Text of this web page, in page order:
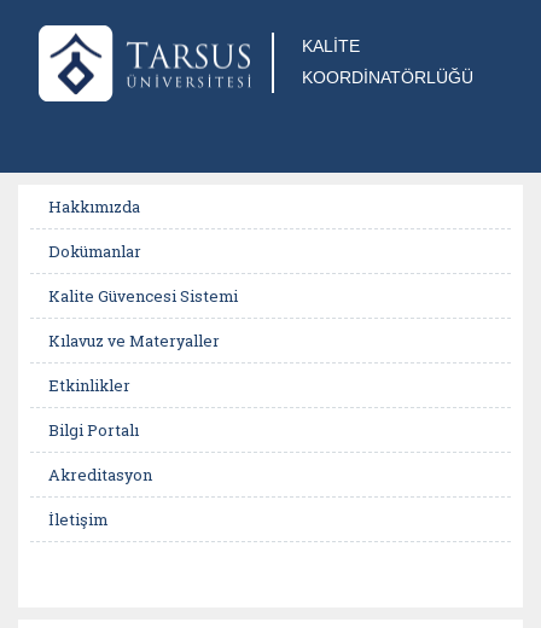
KALİTE
KOORDİNATÖRLÜĞÜ
Hakkımızda
Dokümanlar
Kalite Güvencesi Sistemi
Kılavuz ve Materyaller
Etkinlikler
Bilgi Portalı
Akreditasyon
İletişim